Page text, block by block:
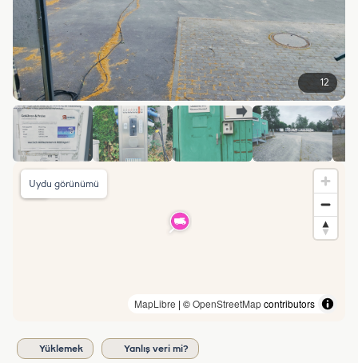
12
MapLibre | ©OpenStreetMapcontributors
Uydu görünümü
Yüklemek Yanlış veri mi?